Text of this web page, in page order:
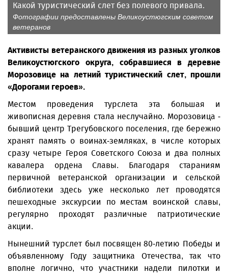
Какой туристический слет без полевого привала.
Фотографии предоставлены Великоустюгским советом
ветеранов
Активисты ветеранского движения из разных уголков
Великоустюгского округа, собравшиеся в деревне
Морозовице на летний туристический слет, прошли
«Дорогами героев».
Местом проведения турслета эта большая и
живописная деревня стала неслучайно. Морозовица -
бывший центр Трегубовского поселения, где бережно
хранят память о воинах-земляках, в числе которых
сразу четыре Героя Советского Союза и два полных
кавалера ордена Славы. Благодаря стараниям
первичной ветеранской организации и сельской
библиотеки здесь уже несколько лет проводятся
пешеходные экскурсии по местам воинской славы,
регулярно проходят различные патриотические
акции.
Нынешний турслет был посвящен 80-летию Победы и
объявленному Году защитника Отечества, так что
вполне логично, что участники надели пилотки и